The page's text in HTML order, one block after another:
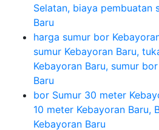
Selatan, biaya pembuatan
Baru
harga sumur bor
sumur Kebayoran Baru,
Kebayoran Baru, sumur
Baru
bor Sumur 30 meter
10 meter Kebayoran Baru,
Kebayoran Baru